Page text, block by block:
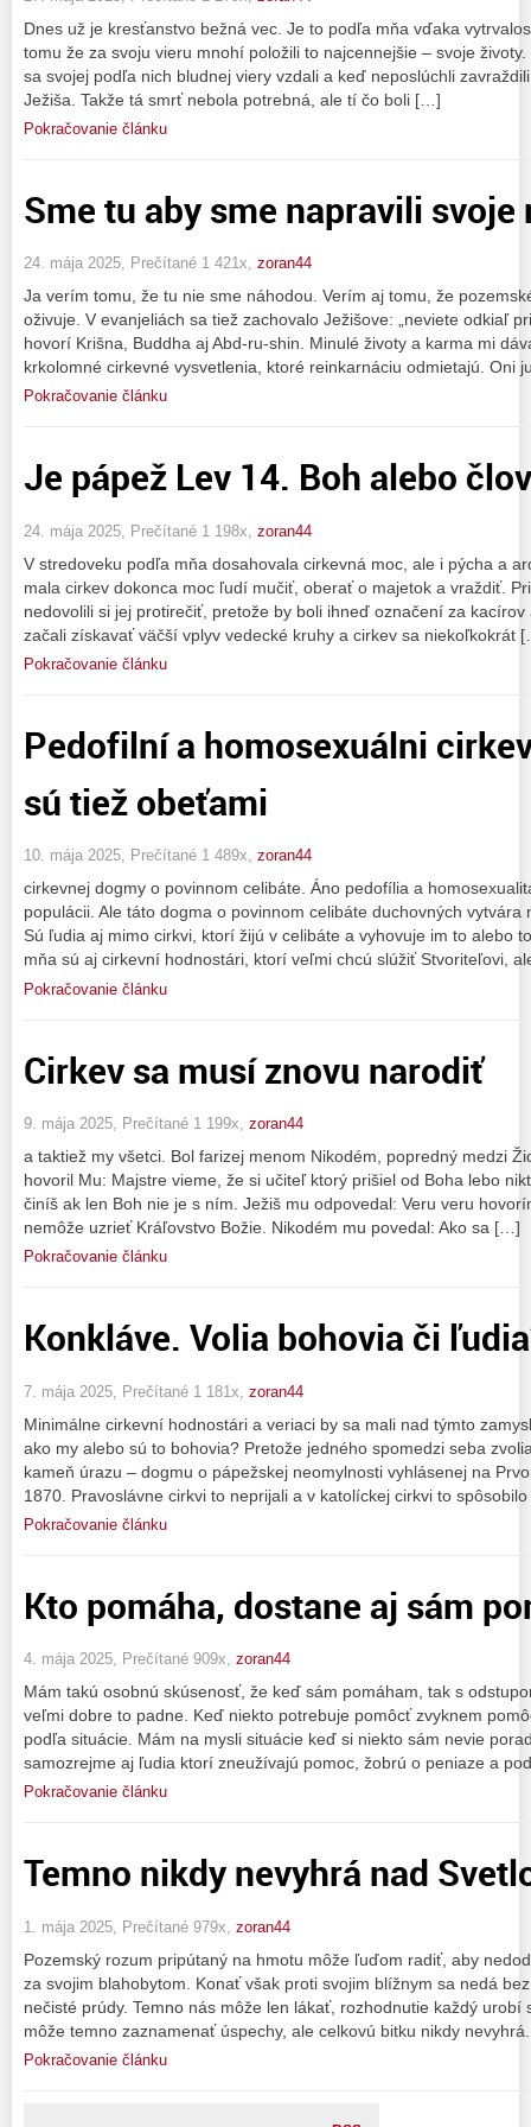
Dnes už je kresťanstvo bežná vec. Je to podľa mňa vďaka
tomu že za svoju vieru mnohí položili to najcennejšie – svoje
sa svojej podľa nich bludnej viery vzdali a keď neposlúchli
Ježiša. Takže tá smrť nebola potrebná, ale tí čo boli […]
Pokračovanie článku
Sme tu aby sme napravili
24. mája 2025, Prečítané 1 421x, zoran44
Ja verím tomu, že tu nie sme náhodou. Verím aj tomu, že
oživuje. V evanjeliách sa tiež zachovalo Ježišove: „neviete odkiaľ
hovorí Krišna, Buddha aj Abd-ru-shin. Minulé životy a karma mi
krkolomné cirkevné vysvetlenia, ktoré reinkarnáciu odmietajú. Oni
Pokračovanie článku
Je pápež Lev 14. Boh alebo
24. mája 2025, Prečítané 1 198x, zoran44
V stredoveku podľa mňa dosahovala cirkevná moc, ale i pýcha a
mala cirkev dokonca moc ľudí mučiť, oberať o majetok a vraždiť.
nedovolili si jej protirečiť, pretože by boli ihneď označení za
začali získavať väčší vplyv vedecké kruhy a cirkev sa niekoľkokrát
Pokračovanie článku
Pedofilní a homosexuálni
sú tiež obeťami
10. mája 2025, Prečítané 1 489x, zoran44
cirkevnej dogmy o povinnom celibáte. Áno pedofília a
populácii. Ale táto dogma o povinnom celibáte duchovných
Sú ľudia aj mimo cirkvi, ktorí žijú v celibáte a vyhovuje im to alebo
mňa sú aj cirkevní hodnostári, ktorí veľmi chcú slúžiť Stvoriteľovi,
Pokračovanie článku
Cirkev sa musí znovu narodiť
9. mája 2025, Prečítané 1 199x, zoran44
a taktiež my všetci. Bol farizej menom Nikodém, popredný medzi
hovoril Mu: Majstre vieme, že si učiteľ ktorý prišiel od Boha lebo
činíš ak len Boh nie je s ním. Ježiš mu odpovedal: Veru veru
nemôže uzrieť Kráľovstvo Božie. Nikodém mu povedal: Ako sa […]
Pokračovanie článku
Konkláve. Volia bohovia či
7. mája 2025, Prečítané 1 181x, zoran44
Minimálne cirkevní hodnostári a veriaci by sa mali nad týmto
ako my alebo sú to bohovia? Pretože jedného spomedzi seba
kameň úrazu – dogmu o pápežskej neomylnosti vyhlásenej na
1870. Pravoslávne cirkvi to neprijali a v katolíckej cirkvi to
Pokračovanie článku
Kto pomáha, dostane aj sám
4. mája 2025, Prečítané 909x, zoran44
Mám takú osobnú skúsenosť, že keď sám pomáham, tak s
veľmi dobre to padne. Keď niekto potrebuje pomôcť zvyknem
podľa situácie. Mám na mysli situácie keď si niekto sám nevie
samozrejme aj ľudia ktorí zneužívajú pomoc, žobrú o peniaze a
Pokračovanie článku
Temno nikdy nevyhrá nad
1. mája 2025, Prečítané 979x, zoran44
Pozemský rozum pripútaný na hmotu môže ľuďom radiť, aby
za svojim blahobytom. Konať však proti svojim blížnym sa nedá
nečisté prúdy. Temno nás môže len lákať, rozhodnutie každý
môže temno zaznamenať úspechy, ale celkovú bitku nikdy
Pokračovanie článku